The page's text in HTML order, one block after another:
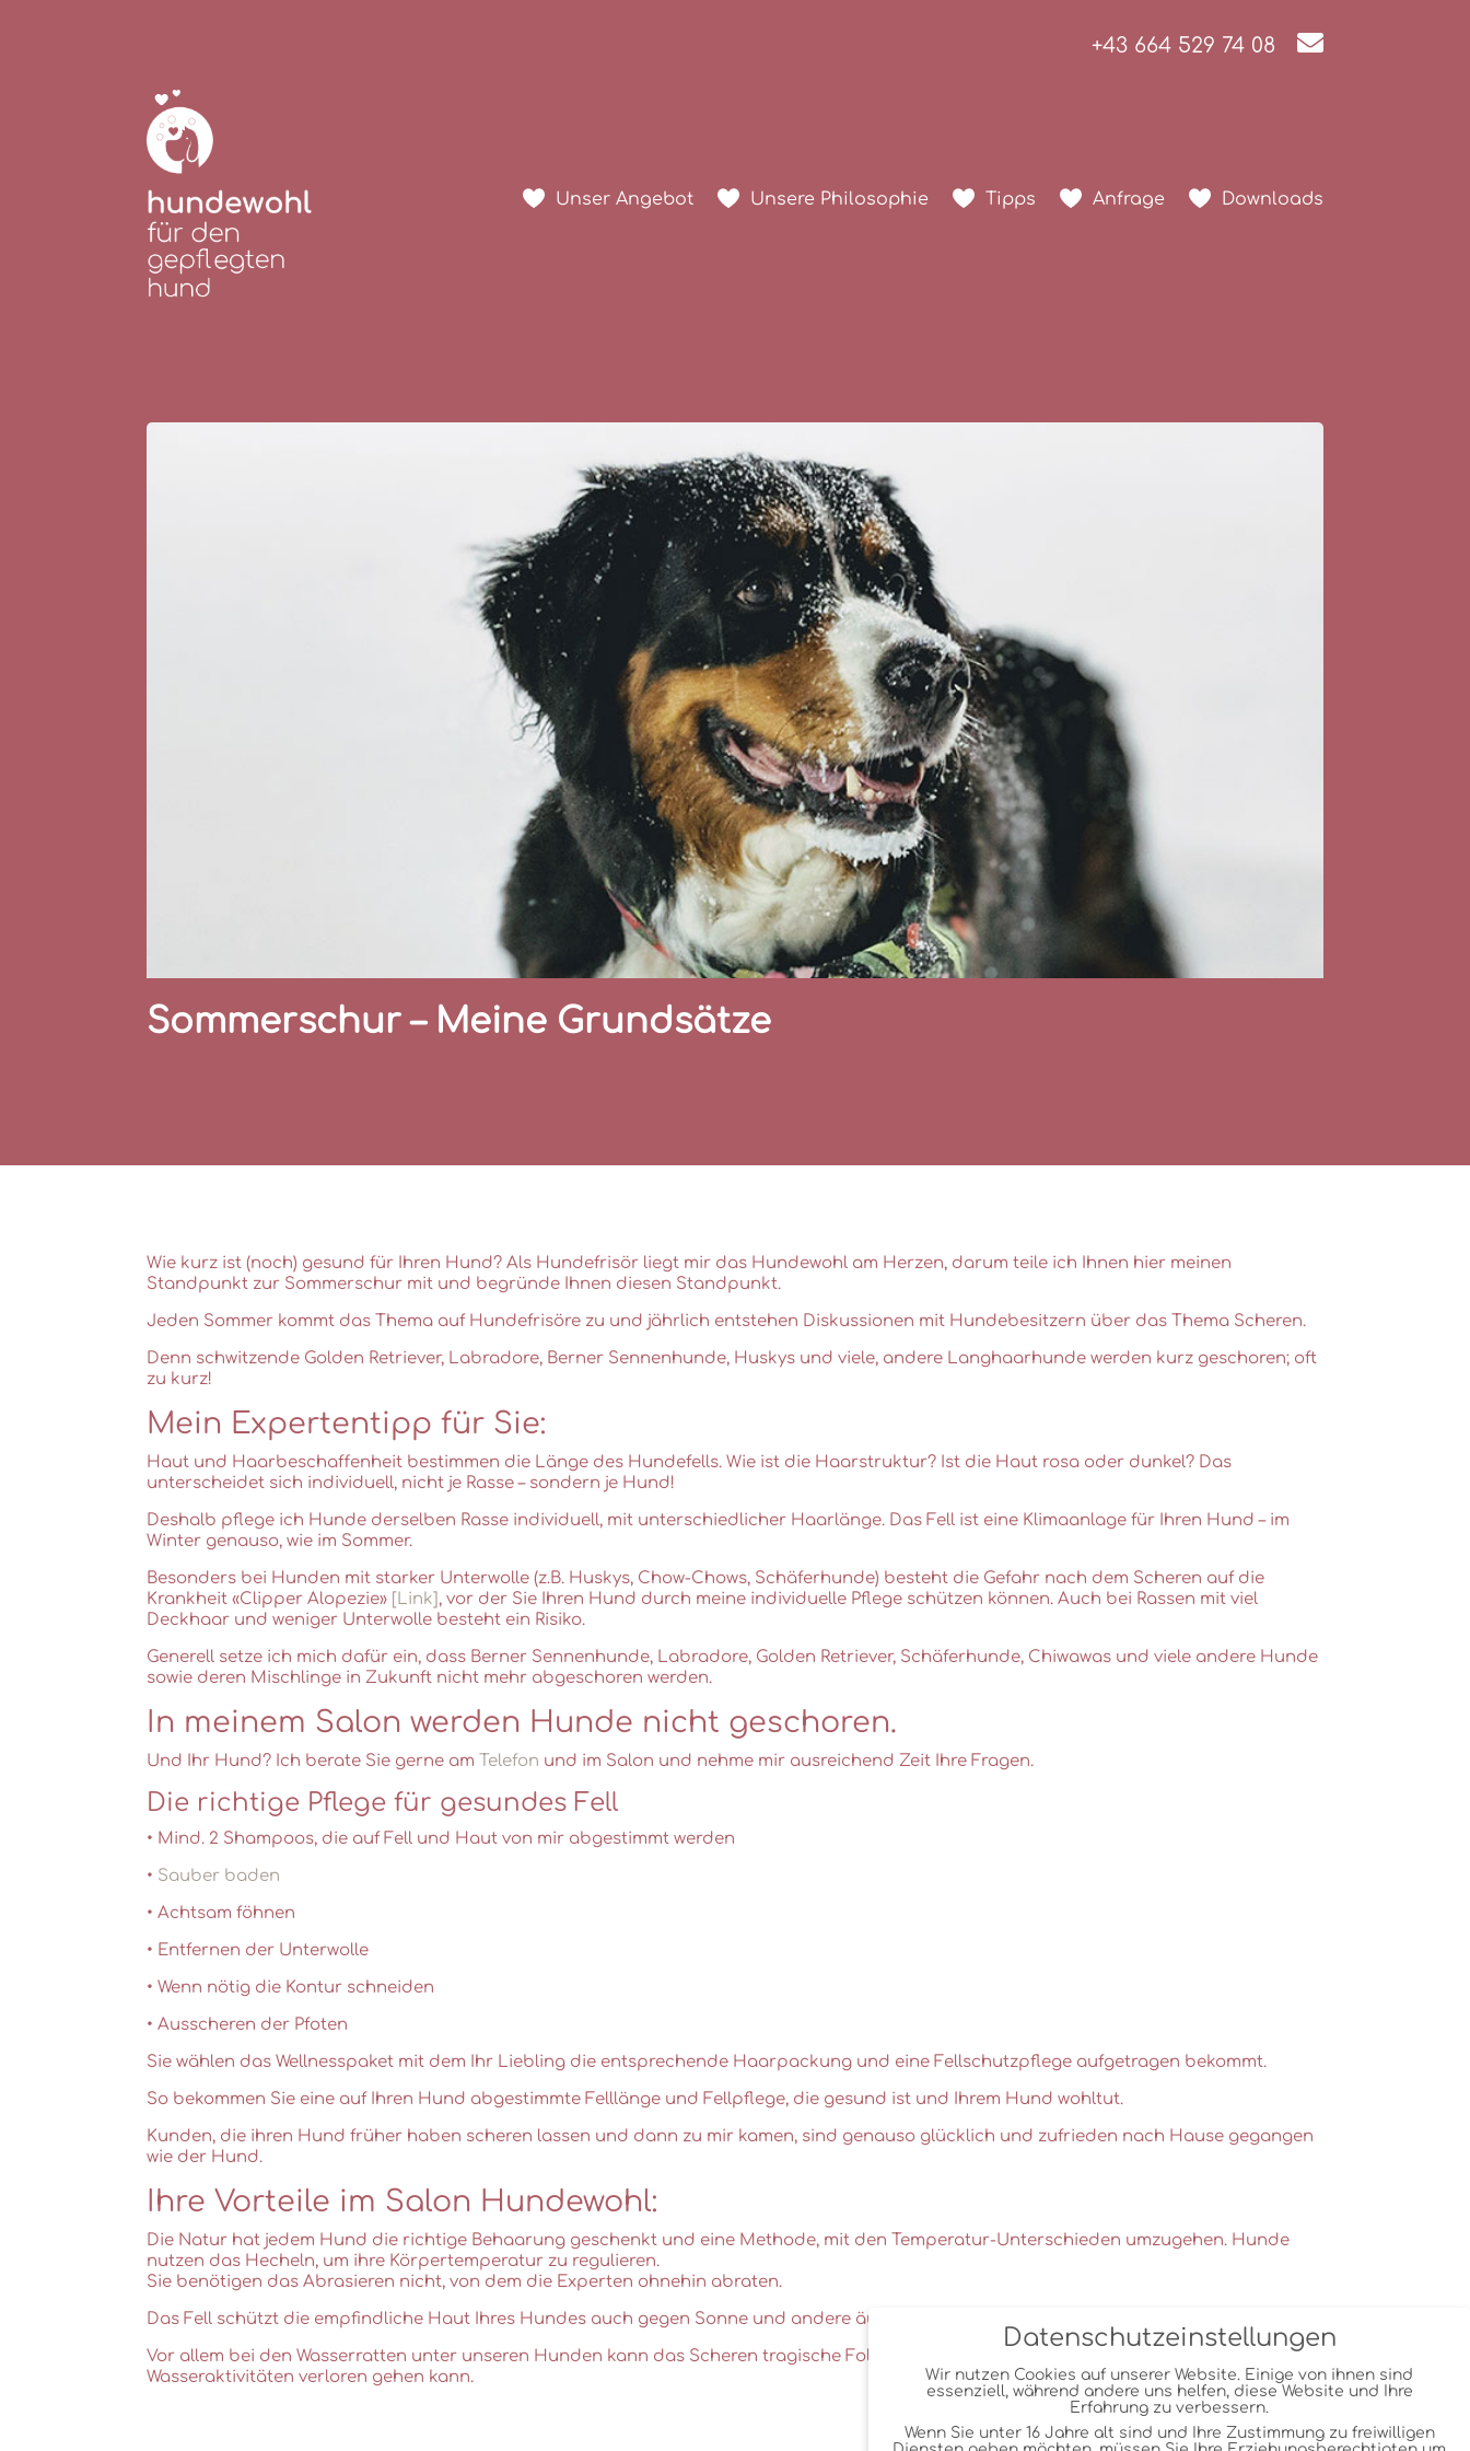
+43 664 529 74 08 
Unser Angebot Unsere Philosophie Tipps Anfrage Downloads
Sommerschur – Meine Grundsätze
Wie kurz ist (noch) gesund für Ihren Hund? Als Hundefrisör liegt mir das Hundewohl am Herzen, darum teile ich Ihnen hier meinen
Standpunkt zur Sommerschur mit und begründe Ihnen diesen Standpunkt.
Jeden Sommer kommt das Thema auf Hundefrisöre zu und jährlich entstehen Diskussionen mit Hundebesitzern über das Thema Scheren.
Denn schwitzende Golden Retriever, Labradore, Berner Sennenhunde, Huskys und viele, andere Langhaarhunde werden kurz geschoren; oft
zu kurz!
Mein Expertentipp für Sie:
Haut und Haarbeschaffenheit bestimmen die Länge des Hundefells. Wie ist die Haarstruktur? Ist die Haut rosa oder dunkel? Das
unterscheidet sich individuell, nicht je Rasse – sondern je Hund!
Deshalb pflege ich Hunde derselben Rasse individuell, mit unterschiedlicher Haarlänge. Das Fell ist eine Klimaanlage für Ihren Hund – im
Winter genauso, wie im Sommer.
Besonders bei Hunden mit starker Unterwolle (z.B. Huskys, Chow-Chows, Schäferhunde) besteht die Gefahr nach dem Scheren auf die
Krankheit «Clipper Alopezie» [Link], vor der Sie Ihren Hund durch meine individuelle Pflege schützen können. Auch bei Rassen mit viel
Deckhaar und weniger Unterwolle besteht ein Risiko.
Generell setze ich mich dafür ein, dass Berner Sennenhunde, Labradore, Golden Retriever, Schäferhunde, Chiwawas und viele andere Hunde
sowie deren Mischlinge in Zukunft nicht mehr abgeschoren werden.
In meinem Salon werden Hunde nicht geschoren.
Und Ihr Hund? Ich berate Sie gerne am Telefon und im Salon und nehme mir ausreichend Zeit Ihre Fragen.
Die richtige Pflege für gesundes Fell
• Mind. 2 Shampoos, die auf Fell und Haut von mir abgestimmt werden
• Sauber baden
• Achtsam föhnen
• Entfernen der Unterwolle
• Wenn nötig die Kontur schneiden
• Ausscheren der Pfoten
Sie wählen das Wellnesspaket mit dem Ihr Liebling die entsprechende Haarpackung und eine Fellschutzpflege aufgetragen bekommt.
So bekommen Sie eine auf Ihren Hund abgestimmte Felllänge und Fellpflege, die gesund ist und Ihrem Hund wohltut.
Kunden, die ihren Hund früher haben scheren lassen und dann zu mir kamen, sind genauso glücklich und zufrieden nach Hause gegangen
wie der Hund.
Ihre Vorteile im Salon Hundewohl:
Die Natur hat jedem Hund die richtige Behaarung geschenkt und eine Methode, mit den Temperatur-Unterschieden umzugehen. Hunde
nutzen das Hecheln, um ihre Körpertemperatur zu regulieren.
Sie benötigen das Abrasieren nicht, von dem die Experten ohnehin abraten.
Das Fell schützt die empfindliche Haut Ihres Hundes auch gegen Sonne und andere äußere Einflüsse.
Vor allem bei den Wasserratten unter unseren Hunden kann das Scheren tragische Folgen haben, da der natürliche Hautschutz für
Wasseraktivitäten verloren gehen kann.
Datenschutzeinstellungen
Wir nutzen Cookies auf unserer Website. Einige von ihnen sind
essenziell, während andere uns helfen, diese Website und Ihre
Erfahrung zu verbessern.
Wenn Sie unter 16 Jahre alt sind und Ihre Zustimmung zu freiwilligen